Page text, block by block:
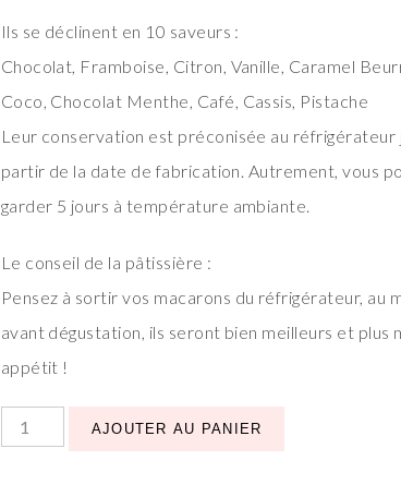
Ils se déclinent en 10 saveurs :
Chocolat, Framboise, Citron, Vanille, Caramel
Coco, Chocolat Menthe, Café, Cassis, Pistache
Leur conservation est préconisée au réfrigérateur
partir de la date de fabrication. Autrement, vous
garder 5 jours à température ambiante.
Le conseil de la pâtissière :
Pensez à sortir vos macarons du réfrigérateur, au
avant dégustation, ils seront bien meilleurs et plus
appétit !
AJOUTER AU PANIER